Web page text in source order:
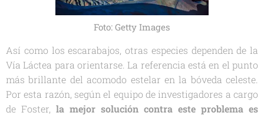
Foto: Getty Images
Así como los escarabajos, otras especies dependen de la
Vía Láctea para orientarse. La referencia está en el punto
más brillante del acomodo estelar en la bóveda celeste.
Por esta razón, según el equipo de investigadores a cargo
de Foster, la mejor solución contra este problema es